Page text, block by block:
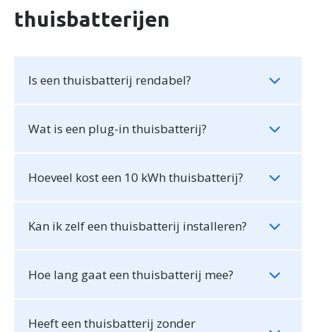
thuisbatterijen
Is een thuisbatterij rendabel?
Wat is een plug-in thuisbatterij?
Hoeveel kost een 10 kWh thuisbatterij?
Kan ik zelf een thuisbatterij installeren?
Hoe lang gaat een thuisbatterij mee?
Heeft een thuisbatterij zonder